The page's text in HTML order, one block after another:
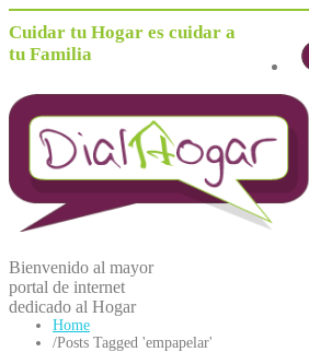
Cuidar tu Hogar es cuidar a
tu Familia
Bienvenido al mayor
portal de internet
dedicado al Hogar
Home
/Posts Tagged 'empapelar'